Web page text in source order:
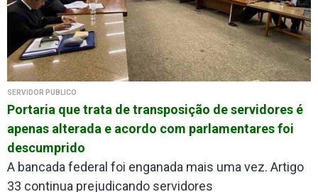
SERVIDOR PÚBLICO
Portaria que trata de transposição de servidores é
apenas alterada e acordo com parlamentares foi
descumprido
A bancada federal foi enganada mais uma vez. Artigo
33 continua prejudicando servidores